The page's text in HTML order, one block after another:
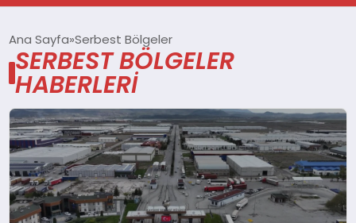
SPOR
DÜNYA
EKONOMİ
YAŞAM
Ana Sayfa Serbest Bölgeler
SERBEST BÖLGELER
HABERLERI